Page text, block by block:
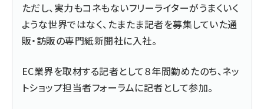
ただし、実力もコネもないフリーライターがうまくいく
ような世界ではなく、たまたま記者を募集していた通
販・訪販の専門紙新聞社に入社。
EC業界を取材する記者として８年間勤めたのち、ネッ
トショップ担当者フォーラムに記者として参加。